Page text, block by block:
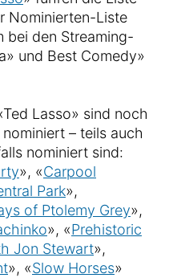
Nominierten-Liste
bei den Streaming-
und Best Comedy»
Lasso» sind noch
– teils auch
nominiert sind:
», «Carpool
Park»,
of Ptolemy Grey»,
», «Prehistoric
Jon Stewart»,
», «Slow Horses»